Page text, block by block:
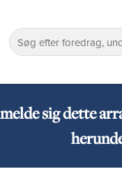
sig dette